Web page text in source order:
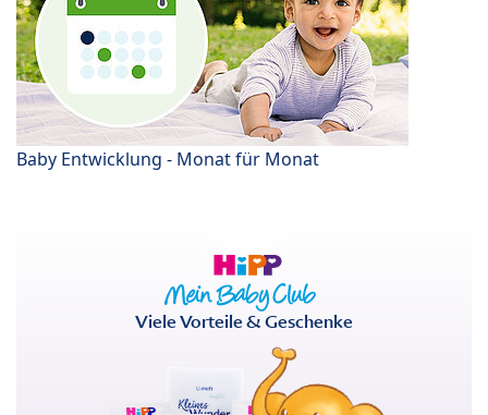
Baby Entwicklung - Monat für Monat
Viele Vorteile & Geschenke